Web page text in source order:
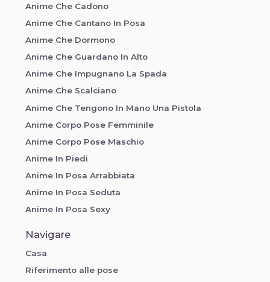
Anime Che Cadono
Anime Che Cantano In Posa
Anime Che Dormono
Anime Che Guardano In Alto
Anime Che Impugnano La Spada
Anime Che Scalciano
Anime Che Tengono In Mano Una Pistola
Anime Corpo Pose Femminile
Anime Corpo Pose Maschio
Anime In Piedi
Anime In Posa Arrabbiata
Anime In Posa Seduta
Anime In Posa Sexy
Anime Spaventate In Posa
Base Corpo Femminile Anime
Navigare
Casa
Riferimento alle pose